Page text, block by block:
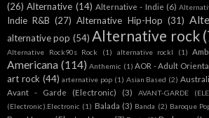
(26) Alternative (14) Alternative - Indie (6)
Indie R&B (27) Alternative Hip-Hop (31)
alternative pop (54) Alternative rock
Alternative Rock90s Rock
(1) alternative rockl (1)
Americana (114) Anthemic (1) AOR - Adult
art rock (44) arternative pop (1) Asian Based (2)
Avant - Garde (Electronic)
(3) AVANT-GARDE
(Electronic).Electronic (1) Balada (3) Banda (2) Baroque